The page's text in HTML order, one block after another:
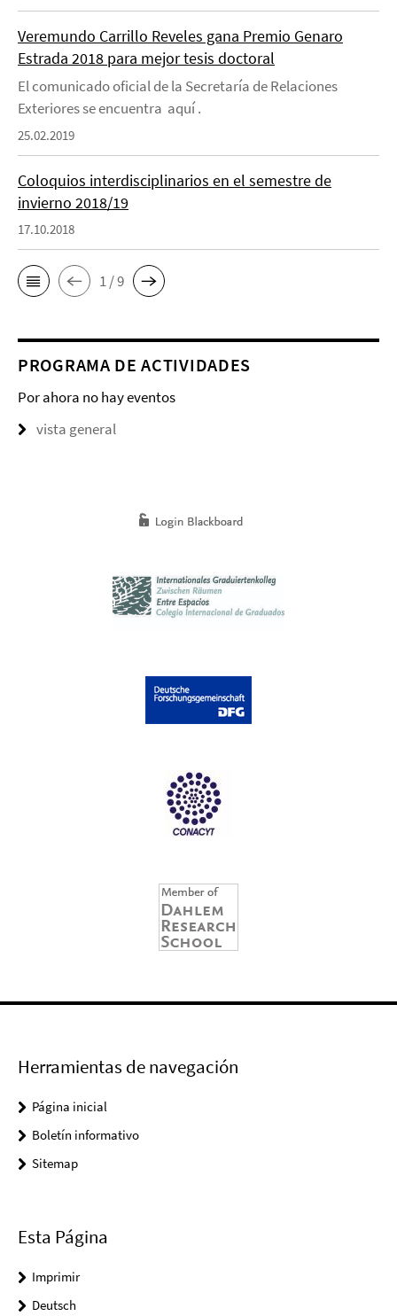
Veremundo Carrillo Reveles gana Premio Genaro
Estrada 2018 para mejor tesis doctoral
El comunicado oficial de la Secretaría de Relaciones
Exteriores se encuentra aquí .
25.02.2019
Coloquios interdisciplinarios en el semestre de
invierno 2018/19
17.10.2018
1 / 9
PROGRAMA DE ACTIVIDADES
Por ahora no hay eventos
vista general
Herramientas de navegación
Página inicial
Boletín informativo
Sitemap
Esta Página
Imprimir
Deutsch